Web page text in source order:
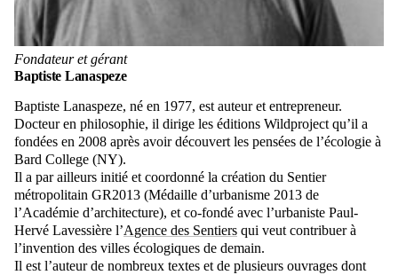
Fondateur et gérant
Baptiste Lanaspeze
Baptiste Lanaspeze, né en 1977, est auteur et entrepreneur.
Docteur en philosophie, il dirige les éditions Wildproject qu’il a
fondées en 2008 après avoir découvert les pensées de l’écologie à
Bard College (NY).
Il a par ailleurs initié et coordonné la création du Sentier
métropolitain GR2013 (Médaille d’urbanisme 2013 de
l’Académie d’architecture), et co-fondé avec l’urbaniste Paul-
Hervé Lavessière l’Agence des Sentiers qui veut contribuer à
l’invention des villes écologiques de demain.
Il est l’auteur de nombreux textes et de plusieurs ouvrages dont